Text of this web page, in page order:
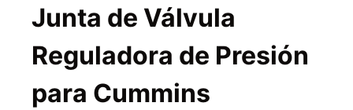
Junta de Válvula
Reguladora de Presión
para Cummins